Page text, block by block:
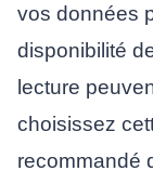
vos données
disponibilité
lecture
choisissez
recommandé